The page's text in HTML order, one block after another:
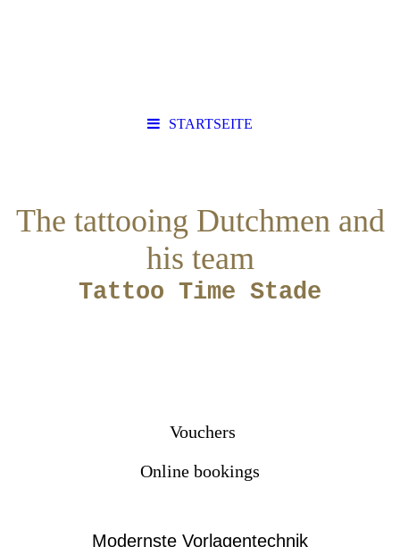
STARTSEITE
The tattooing Dutchmen and
his team
Tattoo Time Stade
Vouchers
Online bookings
Modernste Vorlagentechnik